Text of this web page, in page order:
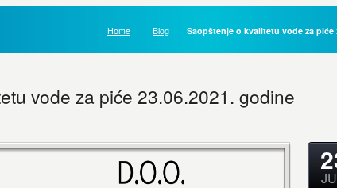
Home Blog Saopštenje o kvalitetu vode za piće
vode za piće 23.06.2021. godine